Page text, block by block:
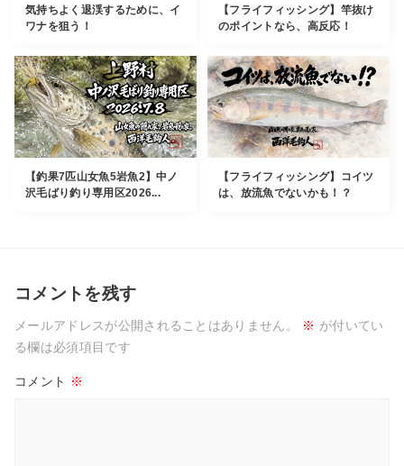
気持ちよく退渓するために、イ
ワナを狙う！
【フライフィッシング】竿抜け
のポイントなら、高反応！
【釣果7匹山女魚5岩魚2】中ノ
沢毛ばり釣り専用区2026...
【フライフィッシング】コイツ
は、放流魚でないかも！？
コメントを残す
メールアドレスが公開されることはありません。 ※ が付いてい
る欄は必須項目です
コメント ※